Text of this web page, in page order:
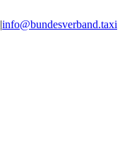
|info@bundesverband.taxi